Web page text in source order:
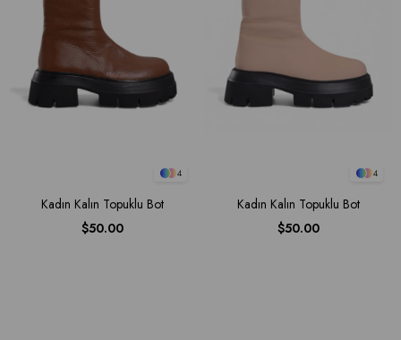
4
Kadın Kalın Topuklu Bot
$50.00
4
Kadın Kalın Topuklu Bot
$50.00